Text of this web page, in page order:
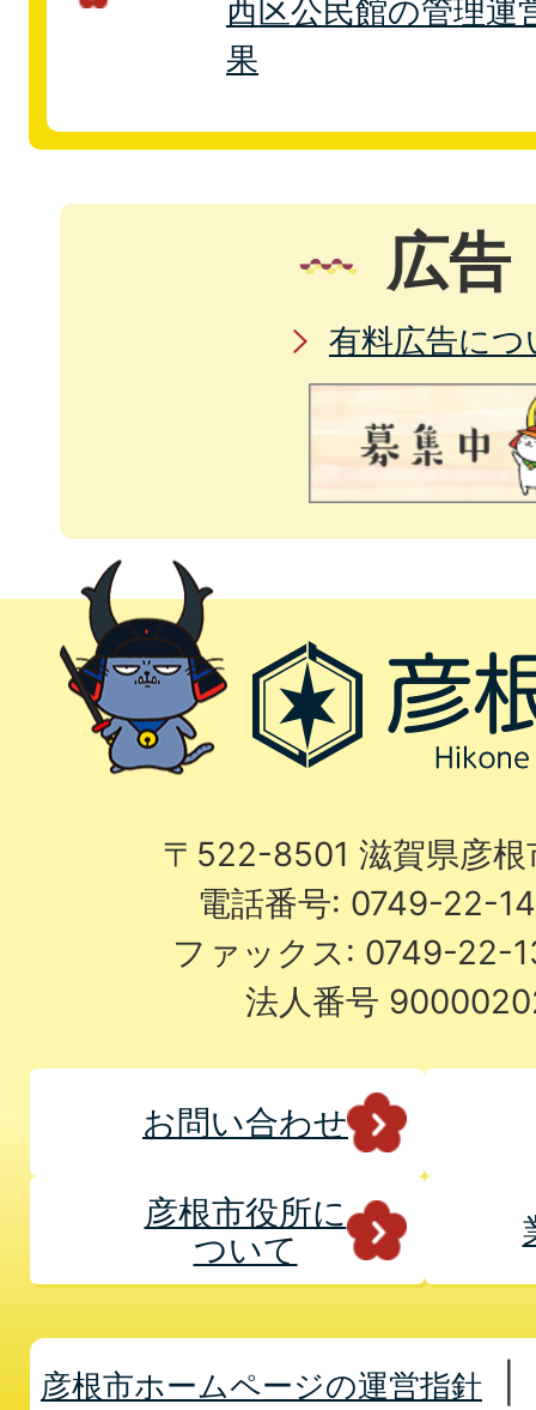
西区公民館の管理運
果
広告
有料広告につ
〒522-8501 滋賀県彦
電話番号: 0749-22-
ファックス: 0749-22-
法人番号
お問い合わせ
彦根市役所に
ついて
彦根市ホームページの運営指針